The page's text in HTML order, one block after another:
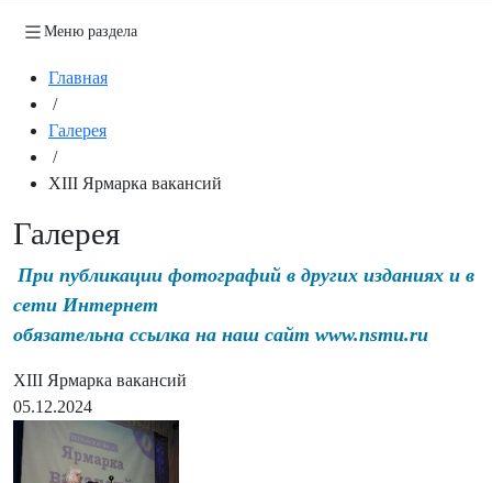
Меню раздела
Главная
/
Галерея
/
XIII Ярмарка вакансий
Галерея
При публикации фотографий в других изданиях и в
сети Интернет
обязательна ссылка на наш сайт www.nsmu.ru
XIII Ярмарка вакансий
05.12.2024